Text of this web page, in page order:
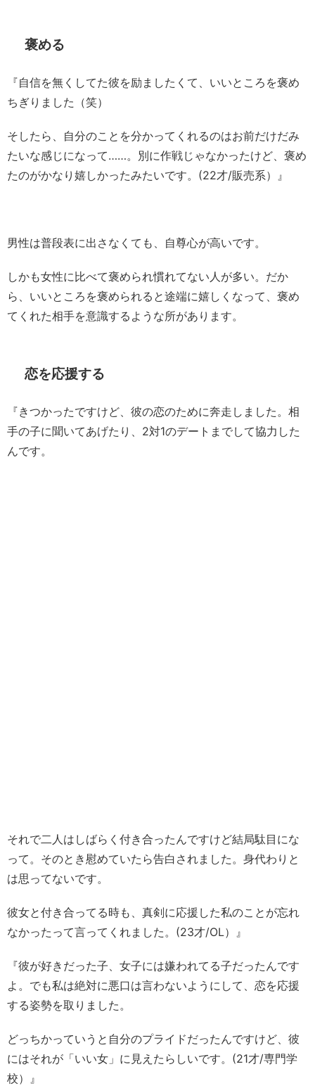
褒める
『自信を無くしてた彼を励ましたくて、いいところを褒め
ちぎりました（笑）
そしたら、自分のことを分かってくれるのはお前だけだみ
たいな感じになって……。別に作戦じゃなかったけど、褒め
たのがかなり嬉しかったみたいです。(22才/販売系）』
男性は普段表に出さなくても、自尊心が高いです。
しかも女性に比べて褒められ慣れてない人が多い。だか
ら、いいところを褒められると途端に嬉しくなって、褒め
てくれた相手を意識するような所があります。
恋を応援する
『きつかったですけど、彼の恋のために奔走しました。相
手の子に聞いてあげたり、2対1のデートまでして協力した
んです。
それで二人はしばらく付き合ったんですけど結局駄目にな
って。そのとき慰めていたら告白されました。身代わりと
は思ってないです。
彼女と付き合ってる時も、真剣に応援した私のことが忘れ
なかったって言ってくれました。(23才/OL）』
『彼が好きだった子、女子には嫌われてる子だったんです
よ。でも私は絶対に悪口は言わないようにして、恋を応援
する姿勢を取りました。
どっちかっていうと自分のプライドだったんですけど、彼
にはそれが「いい女」に見えたらしいです。(21才/専門学
校）』